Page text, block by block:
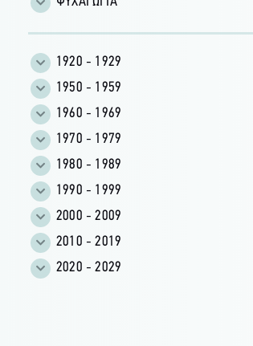
1920 - 1929
1950 - 1959
1960 - 1969
1970 - 1979
1980 - 1989
1990 - 1999
2000 - 2009
2010 - 2019
2020 - 2029